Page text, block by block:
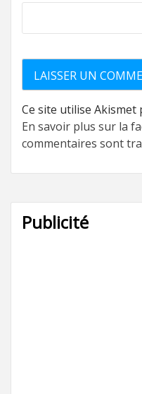
Ce site utilise
En savoir plus sur la
commentaires sont
Publicité